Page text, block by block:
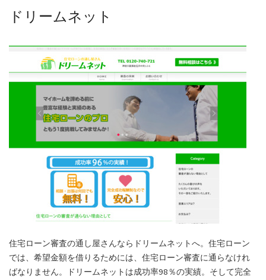
ドリームネット
住宅ローン審査の通し屋さんならドリームネットへ。住宅ローン
では、希望金額を借りるためには、住宅ローン審査に通らなけれ
ばなりません。ドリームネットは成功率98％の実績。そして完全